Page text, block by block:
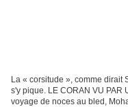
La « corsitude », comme dirait
s'y pique. LE CORAN VU PAR
voyage de noces au bled,